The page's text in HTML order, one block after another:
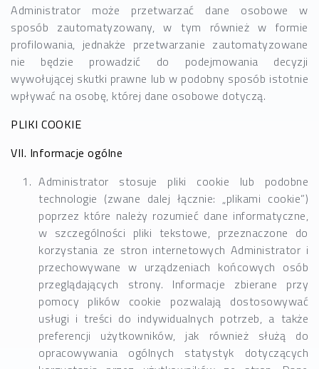
Administrator może przetwarzać dane osobowe w
sposób zautomatyzowany, w tym również w formie
profilowania, jednakże przetwarzanie zautomatyzowane
nie będzie prowadzić do podejmowania decyzji
wywołującej skutki prawne lub w podobny sposób istotnie
wpływać na osobę, której dane osobowe dotyczą.
PLIKI COOKIE
VII. Informacje ogólne
Administrator stosuje pliki cookie lub podobne
technologie (zwane dalej łącznie: „plikami cookie”)
poprzez które należy rozumieć dane informatyczne,
w szczególności pliki tekstowe, przeznaczone do
korzystania ze stron internetowych Administrator i
przechowywane w urządzeniach końcowych osób
przeglądających strony. Informacje zbierane przy
pomocy plików cookie pozwalają dostosowywać
usługi i treści do indywidualnych potrzeb, a także
preferencji użytkowników, jak również służą do
opracowywania ogólnych statystyk dotyczących